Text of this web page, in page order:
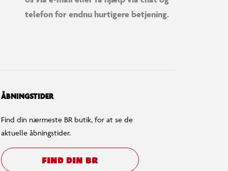
telefon for endnu hurtigere betjening.
ÅBNINGSTIDER
Find din nærmeste BR butik, for at se de
aktuelle åbningstider.
FIND DIN BR